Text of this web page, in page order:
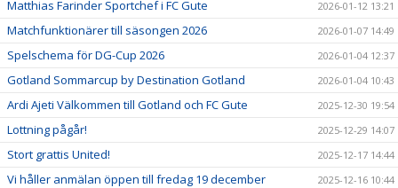
Matthias Farinder Sportchef i FC Gute 2026-01-12 13:21
Matchfunktionärer till säsongen 2026 2026-01-07 14:49
Spelschema för DG-Cup 2026 2026-01-04 12:37
Gotland Sommarcup by Destination Gotland 2026-01-04 10:43
Ardi Ajeti Välkommen till Gotland och FC Gute 2025-12-30 19:54
Lottning pågår! 2025-12-29 14:07
Stort grattis United! 2025-12-17 14:44
Vi håller anmälan öppen till fredag 19 december 2025-12-16 10:44